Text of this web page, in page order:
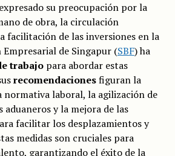
su preocupación por la
de obra, la circulación
facilitación de las inversiones en la
Empresarial de Singapur (SBF) ha
trabajo para abordar estas
recomendacionesfiguran la
normativa laboral, la agilización de
y la mejora de las
facilitar los desplazamientos y
medidas son cruciales para
garantizando el éxito de la